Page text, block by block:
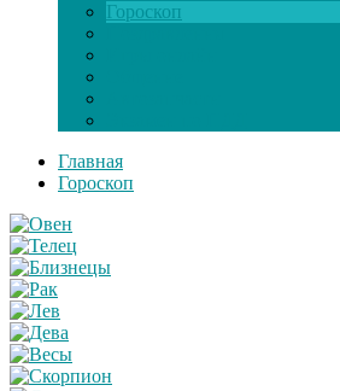
Гороскоп
Главная
Гороскоп